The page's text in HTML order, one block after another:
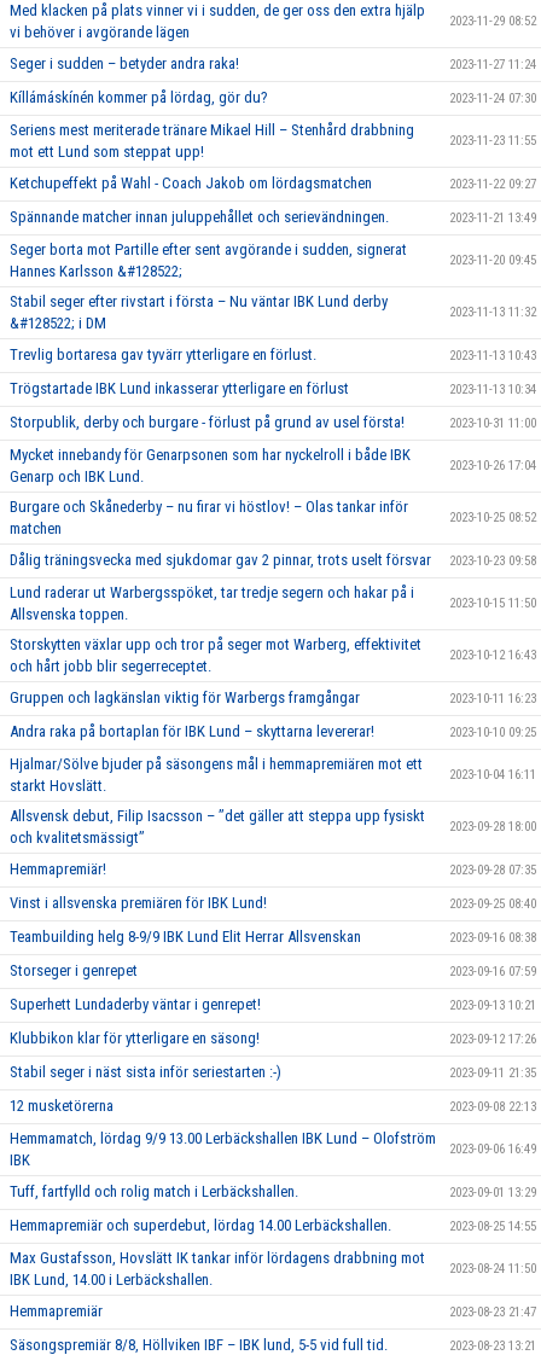
Med klacken på plats vinner vi i sudden, de ger oss den extra hjälp
vi behöver i avgörande lägen
2023-11-29 08:52
Seger i sudden – betyder andra raka! 2023-11-27 11:24
Kíllámáskínén kommer på lördag, gör du? 2023-11-24 07:30
Seriens mest meriterade tränare Mikael Hill – Stenhård drabbning
mot ett Lund som steppat upp!
2023-11-23 11:55
Ketchupeffekt på Wahl - Coach Jakob om lördagsmatchen 2023-11-22 09:27
Spännande matcher innan juluppehållet och serievändningen. 2023-11-21 13:49
Seger borta mot Partille efter sent avgörande i sudden, signerat
Hannes Karlsson &#128522;
2023-11-20 09:45
Stabil seger efter rivstart i första – Nu väntar IBK Lund derby
&#128522; i DM
2023-11-13 11:32
Trevlig bortaresa gav tyvärr ytterligare en förlust. 2023-11-13 10:43
Trögstartade IBK Lund inkasserar ytterligare en förlust 2023-11-13 10:34
Storpublik, derby och burgare - förlust på grund av usel första! 2023-10-31 11:00
Mycket innebandy för Genarpsonen som har nyckelroll i både IBK
Genarp och IBK Lund.
2023-10-26 17:04
Burgare och Skånederby – nu firar vi höstlov! – Olas tankar inför
matchen
2023-10-25 08:52
Dålig träningsvecka med sjukdomar gav 2 pinnar, trots uselt försvar 2023-10-23 09:58
Lund raderar ut Warbergsspöket, tar tredje segern och hakar på i
Allsvenska toppen.
2023-10-15 11:50
Storskytten växlar upp och tror på seger mot Warberg, effektivitet
och hårt jobb blir segerreceptet.
2023-10-12 16:43
Gruppen och lagkänslan viktig för Warbergs framgångar 2023-10-11 16:23
Andra raka på bortaplan för IBK Lund – skyttarna levererar! 2023-10-10 09:25
Hjalmar/Sölve bjuder på säsongens mål i hemmapremiären mot ett
starkt Hovslätt.
2023-10-04 16:11
Allsvensk debut, Filip Isacsson – ’’det gäller att steppa upp fysiskt
och kvalitetsmässigt’’
2023-09-28 18:00
Hemmapremiär! 2023-09-28 07:35
Vinst i allsvenska premiären för IBK Lund! 2023-09-25 08:40
Teambuilding helg 8-9/9 IBK Lund Elit Herrar Allsvenskan 2023-09-16 08:38
Storseger i genrepet 2023-09-16 07:59
Superhett Lundaderby väntar i genrepet! 2023-09-13 10:21
Klubbikon klar för ytterligare en säsong! 2023-09-12 17:26
Stabil seger i näst sista inför seriestarten :-) 2023-09-11 21:35
12 musketörerna 2023-09-08 22:13
Hemmamatch, lördag 9/9 13.00 Lerbäckshallen IBK Lund – Olofström
IBK
2023-09-06 16:49
Tuff, fartfylld och rolig match i Lerbäckshallen. 2023-09-01 13:29
Hemmapremiär och superdebut, lördag 14.00 Lerbäckshallen. 2023-08-25 14:55
Max Gustafsson, Hovslätt IK tankar inför lördagens drabbning mot
IBK Lund, 14.00 i Lerbäckshallen.
2023-08-24 11:50
Hemmapremiär 2023-08-23 21:47
Säsongspremiär 8/8, Höllviken IBF – IBK lund, 5-5 vid full tid. 2023-08-23 13:21